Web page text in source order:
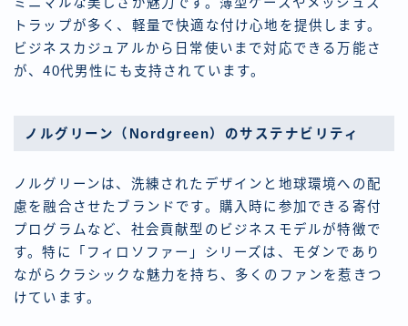
トラップが多く、軽量で快適な付け心地を提供します。
ビジネスカジュアルから日常使いまで対応できる万能さ
が、40代男性にも支持されています。
ノルグリーン（Nordgreen）のサステナビリティ
ノルグリーンは、洗練されたデザインと地球環境への配
慮を融合させたブランドです。購入時に参加できる寄付
プログラムなど、社会貢献型のビジネスモデルが特徴で
す。特に「フィロソファー」シリーズは、モダンであり
ながらクラシックな魅力を持ち、多くのファンを惹きつ
けています。